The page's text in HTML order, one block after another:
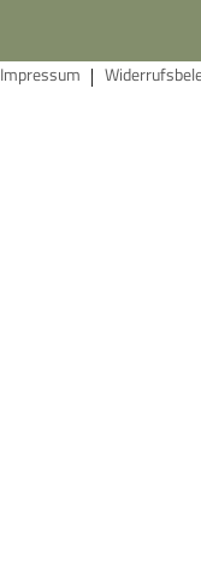
Impressum